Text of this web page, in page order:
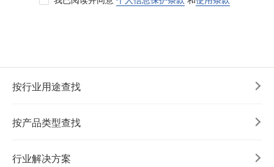
按行业用途查找
按产品类型查找
行业解决方案